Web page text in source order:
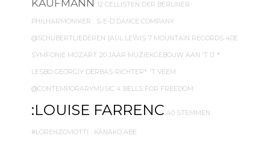
KAUFMANN 12 CELLISTEN DER BERLINER
PHILHARMONIKER . S-E-D DANCE COMPANY
@SCHUBERTLIEDEREN {AUL LEWIS 7 MOUNTAIN RECORDS 40E
SYMFONIE MOZART 20 JAAR MUZIEKGEBOUW AAN 'T IJ *
LESBO GEORGIY DERBAS-RICHTER* 'T VEEM
@CONTEMPORARYMUSIC 4 BELLS FOR FREEDOM
:LOUISE FARRENC 40 STEMMEN
#LORENZOVIOTTI . KANAKO ABE